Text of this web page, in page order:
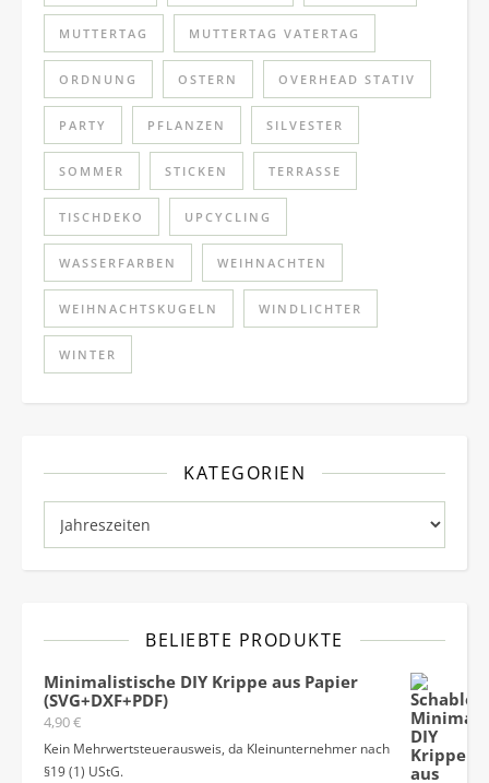
MUTTERTAG MUTTERTAG VATERTAG
ORDNUNG OSTERN OVERHEAD STATIV
PARTY PFLANZEN SILVESTER
SOMMER STICKEN TERRASSE
TISCHDEKO UPCYCLING
WASSERFARBEN WEIHNACHTEN
WEIHNACHTSKUGELN WINDLICHTER
WINTER
KATEGORIEN
Kategorien
BELIEBTE PRODUKTE
Minimalistische DIY Krippe aus Papier
(SVG+DXF+PDF)
4,90€
Kein Mehrwertsteuerausweis, da Kleinunternehmer nach
§19 (1) UStG.